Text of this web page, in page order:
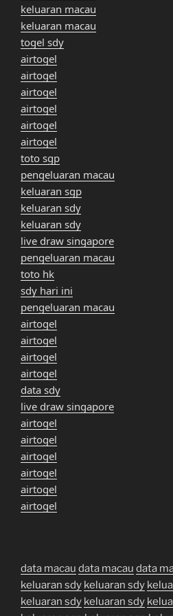
keluaran macau
keluaran macau
togel sdy
airtogel
airtogel
airtogel
airtogel
airtogel
airtogel
toto sgp
pengeluaran macau
keluaran sgp
keluaran sdy
keluaran sdy
live draw singapore
pengeluaran macau
toto hk
sdy hari ini
pengeluaran macau
airtogel
airtogel
airtogel
airtogel
data sdy
live draw singapore
airtogel
airtogel
airtogel
airtogel
airtogel
airtogel
data macau data macau data
keluaran sdy keluaran sdy
keluaran sdy keluaran sdy